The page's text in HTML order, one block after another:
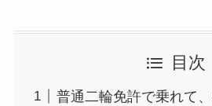
目次
普通二輪免許で乗れて